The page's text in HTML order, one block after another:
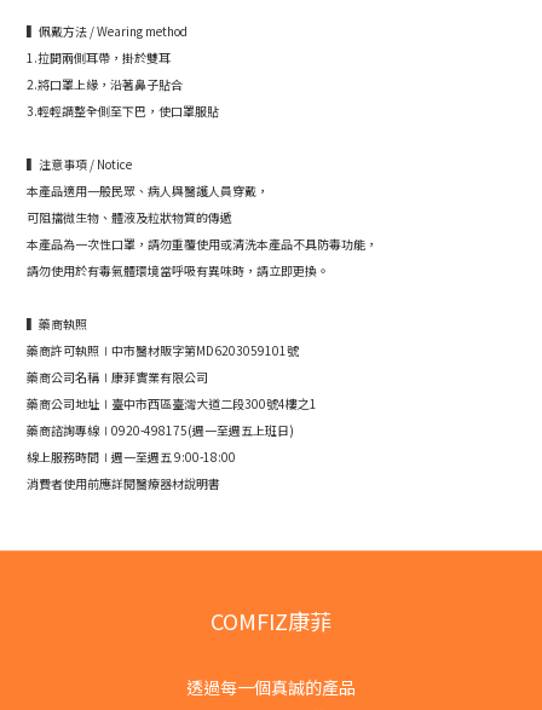
▍佩戴方法 / Wearing method
1.拉開兩側耳帶，掛於雙耳
2.將口罩上緣，沿著鼻子貼合
3.輕輕調整全側至下巴，使口罩服貼
▍注意事項 / Notice
本產品適用一般民眾、病人與醫護人員穿戴，
可阻擋微生物、體液及粒狀物質的傳遞
本產品為一次性口罩，請勿重覆使用或清洗本產品不具防毒功能，
請勿使用於有毒氣體環境當呼吸有異味時，請立即更換。
▍藥商執照
藥商許可執照∣中市醫材販字第MD6203059101號
藥商公司名稱∣康菲實業有限公司
藥商公司地址∣臺中市西區臺灣大道二段300號4樓之1
藥商諮詢專線∣0920-498175(週一至週五上班日)
線上服務時間∣週一至週五 9:00-18:00
消費者使用前應詳閱醫療器材說明書
COMFIZ康菲
透過每一個真誠的產品